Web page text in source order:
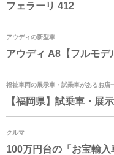
フェラーリ 412
アウディの新型車
アウディ A8【フルモデ
福祉車両の展示車・試乗車があるお店
【福岡県】試乗車・展
クルマ
100万円台の「お宝輸